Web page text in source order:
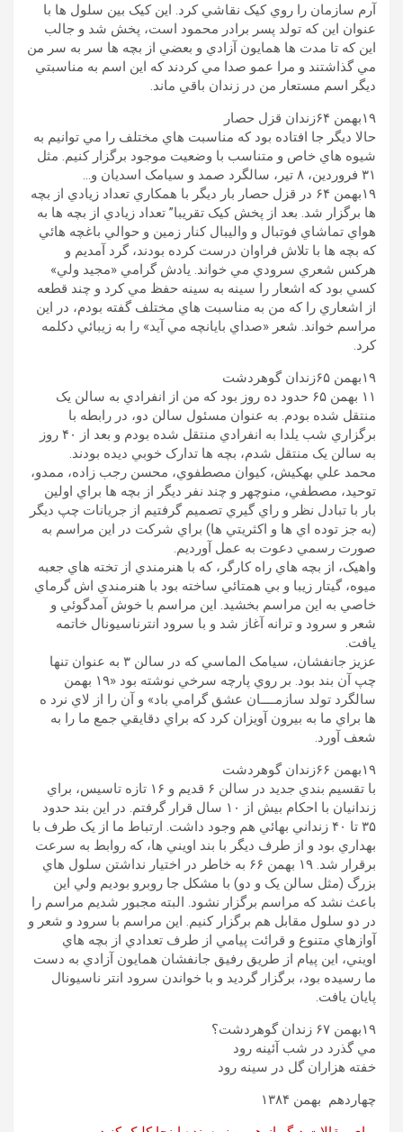
آرم سازمان را روي کيک نقاشي کرد. اين کيک بين سلول ها با
عنوان اين که تولد پسر برادر محمود است، پخش شد و جالب
اين که تا مدت ها همايون آزادي و بعضي از بچه ها سر به سر من
مي گذاشتند و مرا عمو صدا مي کردند که اين اسم به مناسبتي
ديگر اسم مستعار من در زندان باقي ماند.
۱۹بهمن ۶۴زندان قزل حصار
حالا ديگر جا افتاده بود که مناسبت هاي مختلف را مي توانيم به
شيوه هاي خاص و متناسب با وضعيت موجود برگزار کنيم. مثل
۳۱ فروردين، ۸ تير، سالگرد صمد و سيامک اسديان و…
۱۹بهمن ۶۴ در قزل حصار بار ديگر با همکاري تعداد زيادي از بچه
ها برگزار شد. بعد از پخش کيک تقريبا” تعداد زيادي از بچه ها به
هواي تماشاي فوتبال و واليبال کنار زمين و حوالي باغچه هائي
که بچه ها با تلاش فراوان درست کرده بودند، گرد آمديم و
هرکس شعري سرودي مي خواند. يادش گرامي «مجيد ولي»
کسي بود که اشعار را سينه به سينه حفظ مي کرد و چند قطعه
از اشعاري را که من به مناسبت هاي مختلف گفته بودم، در اين
مراسم خواند. شعر «صداي بايانچه مي آيد» را به زيبائي دکلمه
کرد.
۱۹بهمن ۶۵زندان گوهردشت
١۱ بهمن ۶۵ حدود ده روز بود که من از انفرادي به سالن يک
منتقل شده بودم. به عنوان مسئول سالن دو، در رابطه با
برگزاري شب يلدا به انفرادي منتقل شده بودم و بعد از ۴٠ روز
به سالن يک منتقل شدم، بچه ها تدارک خوبي ديده بودند.
محمد علي بهکيش، کيوان مصطفوي، محسن رجب زاده، ممدو،
توحيد، مصطفي، منوچهر و چند نفر ديگر از بچه ها براي اولين
بار با تبادل نظر و راي گيري تصميم گرفتيم از جريانات چپ ديگر
(به جز توده اي ها و اکثريتي ها) براي شرکت در اين مراسم به
صورت رسمي دعوت به عمل آورديم.
واهيک، از بچه هاي راه کارگر، که با هنرمندي از تخته هاي جعبه
ميوه، گيتار زيبا و بي همتائي ساخته بود با هنرمندي اش گرماي
خاصي به اين مراسم بخشيد. اين مراسم با خوش آمدگوئي و
شعر و سرود و ترانه آغاز شد و با سرود انترناسيونال خاتمه
يافت.
عزيز جانفشان، سيامک الماسي که در سالن ۳ به عنوان تنها
چپ آن بند بود. بر روي پارچه سرخي نوشته بود «١۹ بهمن
سالگرد تولد سازمــــان عشق گرامي باد» و آن را از لاي نرد ه
ها براي ما به بيرون آويزان کرد که براي دقايقي جمع ما را به
شعف آورد.
۱۹بهمن ۶۶زندان گوهردشت
با تقسيم بندي جديد در سالن ۶ قديم و ١۶ تازه تاسيس، براي
زندانيان با احکام بيش از ۱٠ سال قرار گرفتم. در اين بند حدود
۳۵ تا ۴٠ زنداني بهائي هم وجود داشت. ارتباط ما از يک طرف با
بهداري بود و از طرف ديگر با بند اويني ها، که روابط به سرعت
برقرار شد. ١۹ بهمن ۶۶ به خاطر در اختيار نداشتن سلول هاي
بزرگ (مثل سالن يک و دو) با مشکل جا روبرو بوديم ولي اين
باعث نشد که مراسم برگزار نشود. البته مجبور شديم مراسم را
در دو سلول مقابل هم برگزار کنيم. اين مراسم با سرود و شعر و
آوازهاي متنوع و قرائت پيامي از طرف تعدادي از بچه هاي
اويني، اين پيام از طريق رفيق جانفشان همايون آزادي به دست
ما رسيده بود، برگزار گرديد و با خواندن سرود انتر ناسيونال
پايان يافت.
۱۹بهمن ۶٧ زندان گوهردشت؟
مي گذرد در شب آئينه رود
خفته هزاران گل در سينه رود
چهاردهم بهمن ١۳۸۴